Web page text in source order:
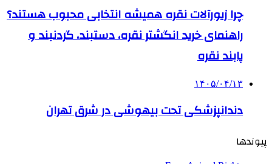
چرا زیورآلات نقره همیشه انتخابی محبوب هستند؟
راهنمای خرید انگشتر نقره، دستبند، گردنبند و
پابند نقره
۱۴۰۵/۰۴/۱۳
دندانپزشکی تحت بیهوشی در شرق تهران
پیوندها